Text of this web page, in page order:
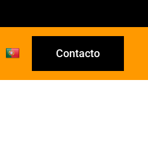
Contacto